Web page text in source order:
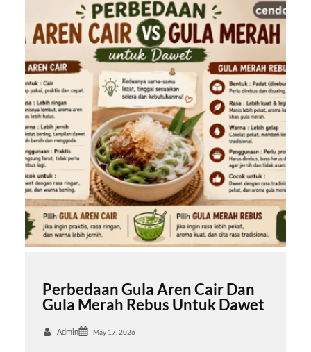
Perbedaan Gula Aren Cair Dan
Gula Merah Rebus Untuk Dawet
Admin May 17, 2026